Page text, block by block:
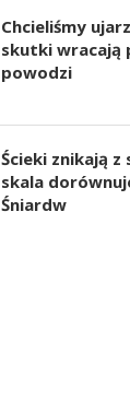
Chcieliśmy
skutki wracają
powodzi
Ścieki znikają
skala
Śniardw